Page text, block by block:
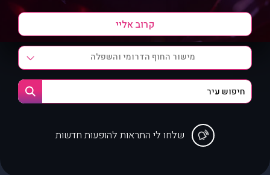
מישור החוף הדרומי והשפלה
שלחו לי התראות להופעות חדשות